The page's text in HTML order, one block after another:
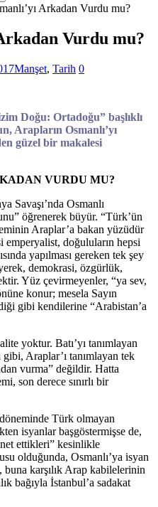
Arkadan Vurdu mu?
Vurdu mu?
Manşet, Tarih 0
Doğu: Ortadoğu” başlıklı
Arapların Osmanlı’yı
güzel bir makalesi
VURDU MU?
Savaşı’nda Osmanlı
öğrenerek büyür. “Türk’ün
Araplar’a bakan yüzüdür
doğuluların hepsi
yapılması gereken tek şey
demokrasi, özgürlük,
Yüz çevirmeyenler, “ya sev,
konur; mesela Sayın
gibi kendilerine “Arabistan’a
yoktur. Batı’yı tanımlayan
Araplar’ı tanımlayan tek
vurma” değildir. Hatta
son derece sınırlı bir
Türk olmayan
isyanlar başgöstermişse de,
ettikleri” kesinlikle
olduğunda, Osmanlı’ya isyan
karşılık Arap kabilelerinin
bağıyla İstanbul’a sadakat